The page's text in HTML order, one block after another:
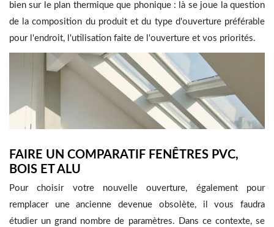
bien sur le plan thermique que phonique : là se joue la question
de la composition du produit et du type d'ouverture préférable
pour l'endroit, l'utilisation faite de l'ouverture et vos priorités.
FAIRE UN COMPARATIF FENÊTRES PVC,
BOIS ET ALU
Pour choisir votre nouvelle ouverture, également pour
remplacer une ancienne devenue obsolète, il vous faudra
étudier un grand nombre de paramètres. Dans ce contexte, se